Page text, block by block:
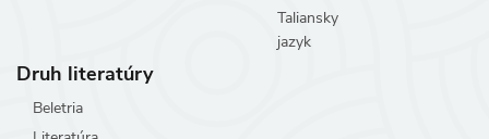
Taliansky
jazyk
Druh literatúry
Beletria